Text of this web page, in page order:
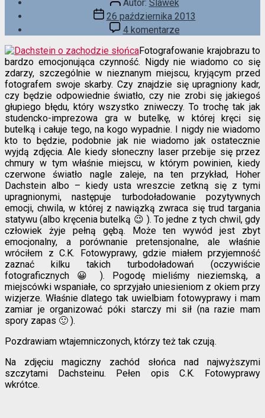
wpisu
Autor: Slawek
Data
wpisu
26 października 2013
4 komentarzedo
Gra
w
butelkę
Fotografowanie krajobrazu to
bardzo emocjonująca czynność. Nigdy nie wiadomo co się
zdarzy, szczególnie w nieznanym miejscu, kryjącym przed
fotografem swoje skarby. Czy znajdzie się upragniony kadr,
czy będzie odpowiednie światło, czy nie zrobi się jakiegoś
głupiego błędu, który wszystko zniweczy. To trochę tak jak
studencko-imprezowa gra w butelkę, w której kręci się
butelką i całuje tego, na kogo wypadnie. I nigdy nie wiadomo
kto to będzie, podobnie jak nie wiadomo jak ostatecznie
wyjdą zdjęcia. Ale kiedy słoneczny laser przebije się przez
chmury w tym właśnie miejscu, w którym powinien, kiedy
czerwone światło nagle zaleje, na ten przykład, Hoher
Dachstein albo – kiedy usta wreszcie zetkną się z tymi
upragnionymi, następuje turbodoładowanie pozytywnych
emocji, chwila, w której z nawiązką zwraca się trud targania
statywu (albo kręcenia butelką 😉 ). To jedne z tych chwil, gdy
człowiek żyje pełną gębą. Może ten wywód jest zbyt
emocjonalny, a porównanie pretensjonalne, ale właśnie
wróciłem z C.K. Fotowyprawy, gdzie miałem przyjemność
zaznać kilku takich turbodoładowań (oczywiście
fotograficznych 😀 ). Pogodę mieliśmy nieziemską, a
miejscówki wspaniałe, co sprzyjało uniesieniom z okiem przy
wizjerze. Właśnie dlatego tak uwielbiam fotowyprawy i mam
zamiar je organizować póki starczy mi sił (na razie mam
spory zapas 🙂 ).
Pozdrawiam wtajemniczonych, którzy też tak czują.
Na zdjęciu magiczny zachód słońca nad najwyższymi
szczytami Dachsteinu. Pełen opis C.K. Fotowyprawy
wkrótce.